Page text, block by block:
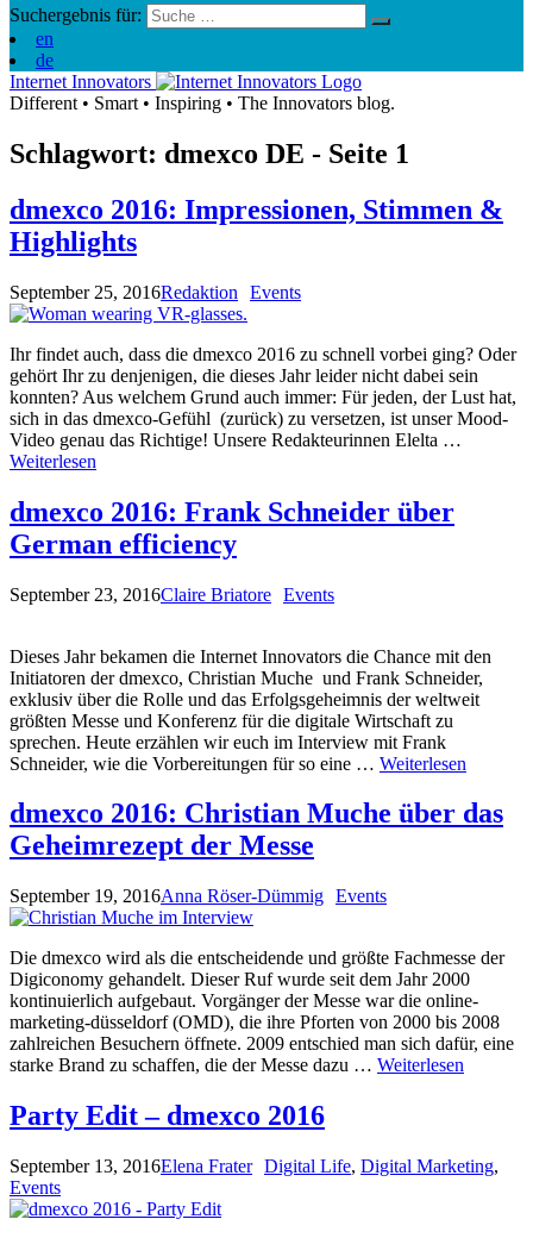
Suchergebnis für:
en
de
Internet Innovators
Different • Smart • Inspiring • The Innovators blog.
Schlagwort: dmexco DE - Seite 1
dmexco 2016: Impressionen, Stimmen &
Highlights
September 25, 2016Redaktion Events
Ihr findet auch, dass die dmexco 2016 zu schnell vorbei ging? Oder
gehört Ihr zu denjenigen, die dieses Jahr leider nicht dabei sein
konnten? Aus welchem Grund auch immer: Für jeden, der Lust hat,
sich in das dmexco-Gefühl (zurück) zu versetzen, ist unser Mood-
Video genau das Richtige! Unsere Redakteurinnen Elelta …
Weiterlesen
dmexco 2016: Frank Schneider über
German efficiency
September 23, 2016Claire Briatore Events
Dieses Jahr bekamen die Internet Innovators die Chance mit den
Initiatoren der dmexco, Christian Muche und Frank Schneider,
exklusiv über die Rolle und das Erfolgsgeheimnis der weltweit
größten Messe und Konferenz für die digitale Wirtschaft zu
sprechen. Heute erzählen wir euch im Interview mit Frank
Schneider, wie die Vorbereitungen für so eine … Weiterlesen
dmexco 2016: Christian Muche über das
Geheimrezept der Messe
September 19, 2016Anna Röser-Dümmig Events
Die dmexco wird als die entscheidende und größte Fachmesse der
Digiconomy gehandelt. Dieser Ruf wurde seit dem Jahr 2000
kontinuierlich aufgebaut. Vorgänger der Messe war die online-
marketing-düsseldorf (OMD), die ihre Pforten von 2000 bis 2008
zahlreichen Besuchern öffnete. 2009 entschied man sich dafür, eine
starke Brand zu schaffen, die der Messe dazu … Weiterlesen
Party Edit – dmexco 2016
September 13, 2016Elena Frater Digital Life, Digital Marketing,
Events